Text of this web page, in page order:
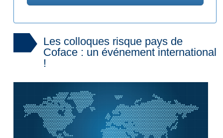
Les colloques risque pays de
Coface : un événement international
!